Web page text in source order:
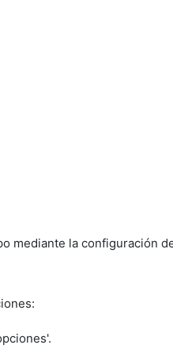
mediante la configuración